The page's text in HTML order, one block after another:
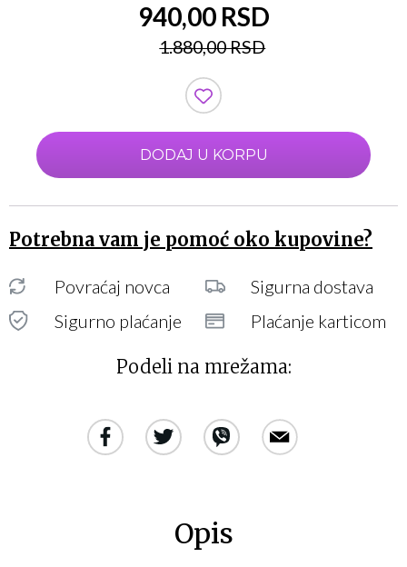
940,00 RSD
1.880,00 RSD
DODAJ U KORPU
Potrebna vam je pomoć oko kupovine?
Povraćaj novca
Sigurna dostava
Sigurno plaćanje
Plaćanje karticom
Podeli na mrežama:
Opis